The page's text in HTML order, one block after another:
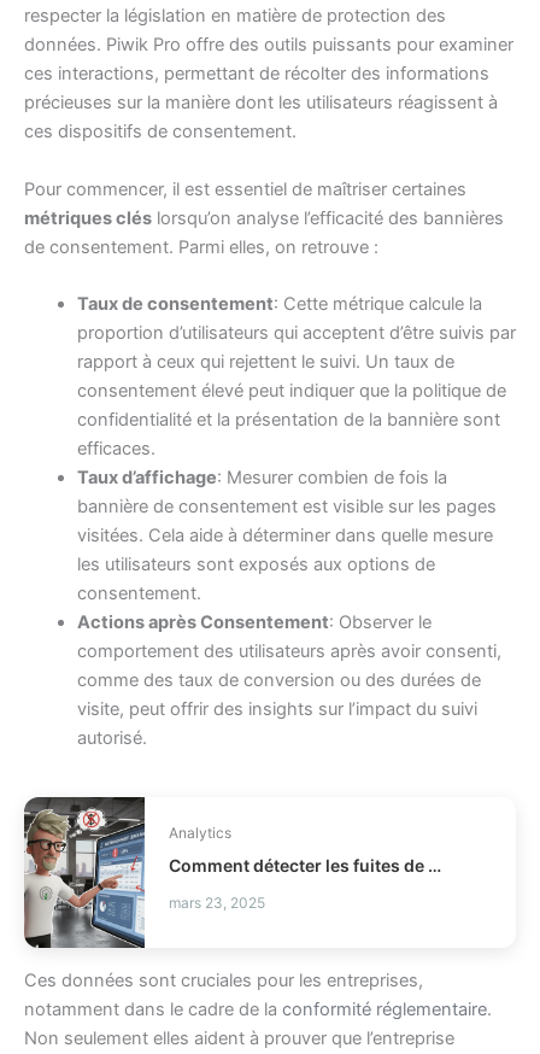
respecter la législation en matière de protection des
données. Piwik Pro offre des outils puissants pour examiner
ces interactions, permettant de récolter des informations
précieuses sur la manière dont les utilisateurs réagissent à
ces dispositifs de consentement.
Pour commencer, il est essentiel de maîtriser certaines
métriques clés lorsqu’on analyse l’efficacité des bannières
de consentement. Parmi elles, on retrouve :
Taux de consentement: Cette métrique calcule la
proportion d’utilisateurs qui acceptent d’être suivis par
rapport à ceux qui rejettent le suivi. Un taux de
consentement élevé peut indiquer que la politique de
confidentialité et la présentation de la bannière sont
efficaces.
Taux d’affichage: Mesurer combien de fois la
bannière de consentement est visible sur les pages
visitées. Cela aide à déterminer dans quelle mesure
les utilisateurs sont exposés aux options de
consentement.
Actions après Consentement: Observer le
comportement des utilisateurs après avoir consenti,
comme des taux de conversion ou des durées de
visite, peut offrir des insights sur l’impact du suivi
autorisé.
Analytics
Comment détecter les fuites de profit en distribution ?
mars 23, 2025
Ces données sont cruciales pour les entreprises,
notamment dans le cadre de la conformité réglementaire.
Non seulement elles aident à prouver que l’entreprise